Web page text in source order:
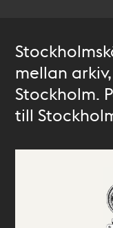
mellan
Stockholm.
till